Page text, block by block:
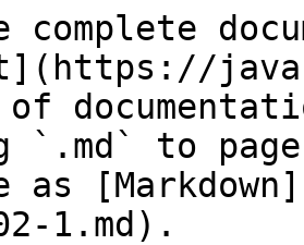
complete
`.md` to
as
1.md).